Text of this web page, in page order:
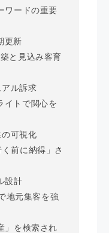
ワードの重要
更新
と見込み客育
ル訴求
イトで関心を
可視化
前に納得」さ
設計
地元集客を強
」を検索され